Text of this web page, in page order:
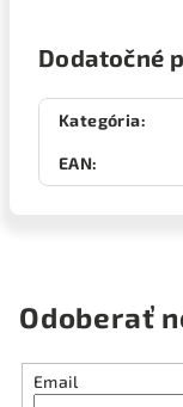
Dodatočné
Kategória:
EAN:
Odoberať
Email